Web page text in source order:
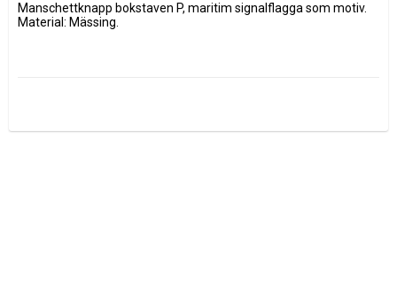
Manschettknapp bokstaven P, maritim signalflagga som motiv.
Material: Mässing.